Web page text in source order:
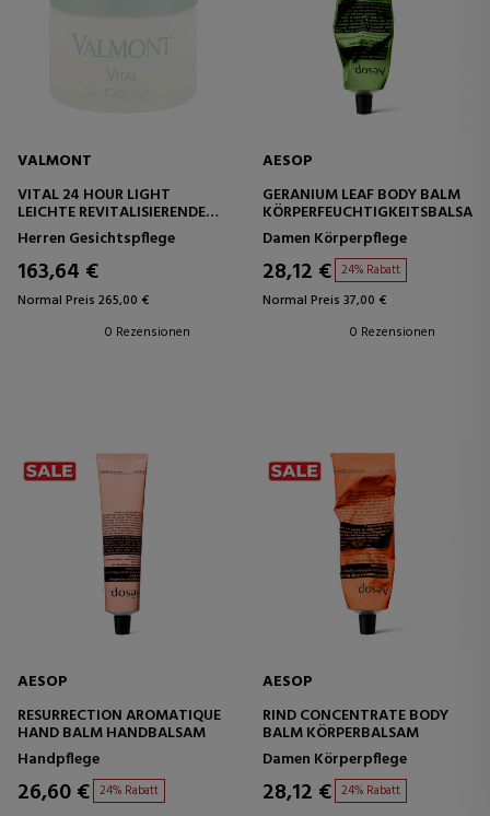
VALMONT
VITAL 24 HOUR LIGHT
LEICHTE REVITALISIERENDE
GESICHTSCREME
Herren Gesichtspflege
163,64 €
Normal Preis 265,00 €
0 Rezensionen
AESOP
GERANIUM LEAF BODY BALM
KÖRPERFEUCHTIGKEITSBALSAM
Damen Körperpflege
28,12 € 24% Rabatt
Normal Preis 37,00 €
0 Rezensionen
AESOP
RESURRECTION AROMATIQUE
HAND BALM HANDBALSAM
Handpflege
26,60 € 24% Rabatt
AESOP
RIND CONCENTRATE BODY
BALM KÖRPERBALSAM
Damen Körperpflege
28,12 € 24% Rabatt